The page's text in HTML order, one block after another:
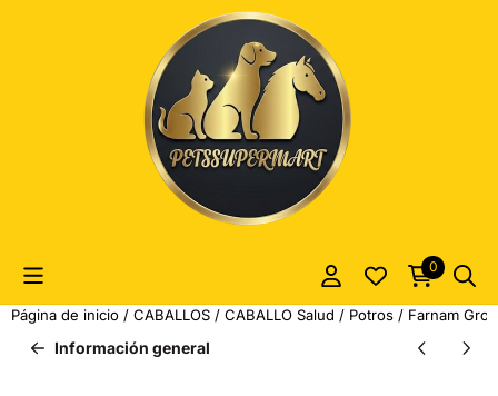
Las preferencias de cookies están actualmente cerradas.
0
Página de inicio / CABALLOS / CABALLO Salud / Potros / Farnam
Información general